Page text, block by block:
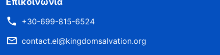
+30-699-815-6524
contact.el@kingdomsalvation.org